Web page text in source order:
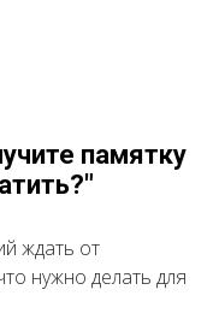
памятку
ждать от
нужно делать для